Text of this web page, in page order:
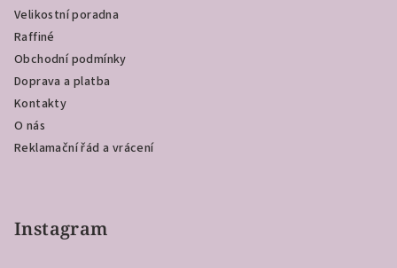
Velikostní poradna
Raffiné
Obchodní podmínky
Doprava a platba
Kontakty
O nás
Reklamační řád a vrácení
Instagram